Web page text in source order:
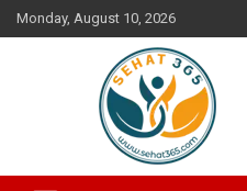
Skip
to
Monday, August 10, 2026
Your's Complete Health Guide